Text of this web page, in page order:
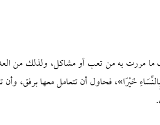
مررت به من تعب أو مشاكل، ولذلك من
خَيْرًا»، فحاول أن تتعامل معها برفق،